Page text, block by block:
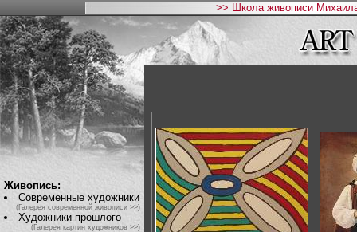
>> Школа живописи
Живопись:
Современные художники
(Галерея современной живописи >>)
Художники прошлого
(Галерея картин художников >>)